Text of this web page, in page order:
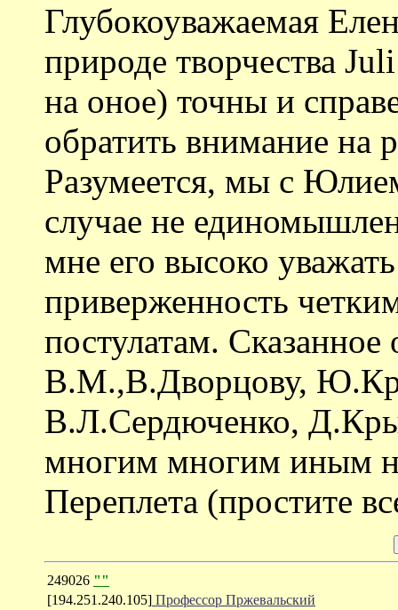
Глубокоуважаемая
природе творчества
на оное) точны и
обратить внимание на
Разумеется, мы с
случае не
мне его высоко
приверженность
постулатам.
В.М.,В.Дворцову,
В.Л.Сердюченко,
многим многим иным
Переплета (простите
249026 ""
[194.251.240.105] Профессор Пржевальский